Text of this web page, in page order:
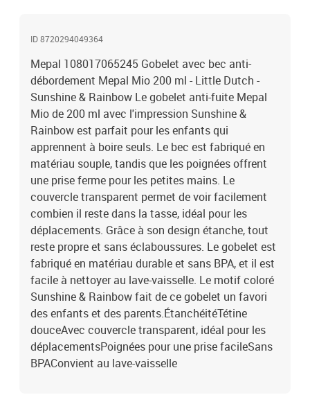
ID 8720294049364
Mepal 108017065245 Gobelet avec bec anti-
débordement Mepal Mio 200 ml - Little Dutch -
Sunshine & Rainbow Le gobelet anti-fuite Mepal
Mio de 200 ml avec l'impression Sunshine &
Rainbow est parfait pour les enfants qui
apprennent à boire seuls. Le bec est fabriqué en
matériau souple, tandis que les poignées offrent
une prise ferme pour les petites mains. Le
couvercle transparent permet de voir facilement
combien il reste dans la tasse, idéal pour les
déplacements. Grâce à son design étanche, tout
reste propre et sans éclaboussures. Le gobelet est
fabriqué en matériau durable et sans BPA, et il est
facile à nettoyer au lave-vaisselle. Le motif coloré
Sunshine & Rainbow fait de ce gobelet un favori
des enfants et des parents.ÉtanchéitéTétine
douceAvec couvercle transparent, idéal pour les
déplacementsPoignées pour une prise facileSans
BPAConvient au lave-vaisselle